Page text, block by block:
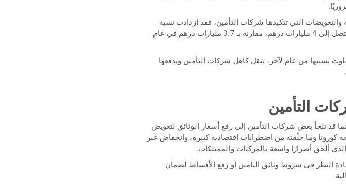
والتعويضات التي تتكبدها شركات التأمين، فقد ازدادت نسبة
مطالبات تأمين المركبات بما يصل إلى 7.9% في عام 2023 لتصل إلى 4 مليارات درهم، مقارنة بـ 3.7 مليارات درهم في عام
نسبتها من عام لآخر، تثقل كاهل شركات التأمين ويدفعها
قد تلجأ بعض شركات التأمين إلى رفع أسعار الوثائق لتعويض
وما خلّفته من اضطرابات اقتصادية كبيرة، وانخفاض غير
النظر في شروط وثائق التأمين أو رفع الأقساط لضمان